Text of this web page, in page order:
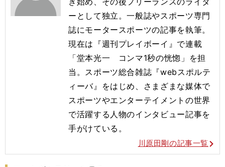
ーとして独立。一般誌やスポーツ専門
誌にモータースポーツの記事を執筆。
現在は『週刊プレイボーイ』で連載
「堂本光一 コンマ1秒の恍惚」を担
当。スポーツ総合雑誌『webスポルテ
ィーバ』をはじめ、さまざまな媒体で
スポーツやエンターテイメントの世界
で活躍する人物のインタビュー記事を
手がけている。
川原田剛の記事一覧